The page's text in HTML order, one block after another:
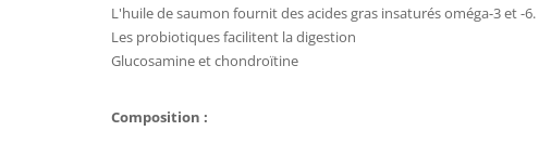
L'huile de saumon fournit des acides gras insaturés oméga-3 et -6.
Les probiotiques facilitent la digestion
Glucosamine et chondroïtine
Composition :